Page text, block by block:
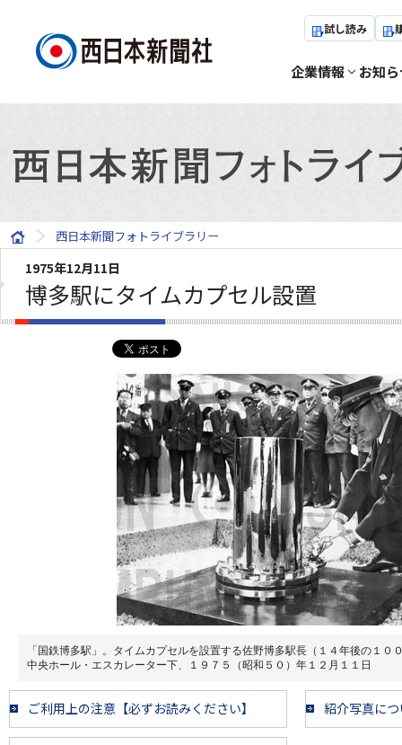
試し読み
企業情報 お知
西日本新聞フォトライブラリー
1975年12月11日
博多駅にタイムカプセル設置
「国鉄博多駅」。タイムカプセルを設置する佐野博多駅長（１４年後の１０
中央ホール・エスカレーター下、１９７５（昭和５０）年１２月１１日
ご利用上の注意【必ずお読みください】 紹介写真に